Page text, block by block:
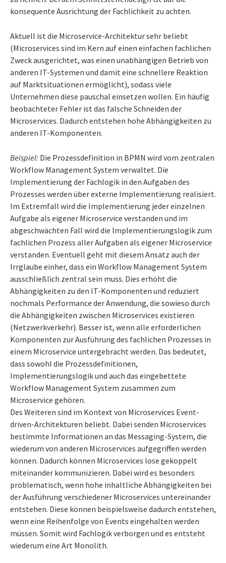
konsequente Ausrichtung der Fachlichkeit zu achten.
Aktuell ist die Microservice-Architektur sehr beliebt
(Microservices sind im Kern auf einen einfachen fachlichen
Zweck ausgerichtet, was einen unabhängigen Betrieb von
anderen IT-Systemen und damit eine schnellere Reaktion
auf Marktsituationen ermöglicht), sodass viele
Unternehmen diese pauschal einsetzen wollen. Ein häufig
beobachteter Fehler ist das falsche Schneiden der
Microservices. Dadurch entstehen hohe Abhängigkeiten zu
anderen IT-Komponenten.
Beispiel: Die Prozessdefinition in BPMN wird vom zentralen
Workflow Management System verwaltet. Die
Implementierung der Fachlogik in den Aufgaben des
Prozesses werden über externe Implementierung realisiert.
Im Extremfall wird die Implementierung jeder einzelnen
Aufgabe als eigener Microservice verstanden und im
abgeschwächten Fall wird die Implementierungslogik zum
fachlichen Prozess aller Aufgaben als eigener Microservice
verstanden. Eventuell geht mit diesem Ansatz auch der
Irrglaube einher, dass ein Workflow Management System
ausschließlich zentral sein muss. Dies erhöht die
Abhängigkeiten zu den IT-Komponenten und reduziert
nochmals Performance der Anwendung, die sowieso durch
die Abhängigkeiten zwischen Microservices existieren
(Netzwerkverkehr). Besser ist, wenn alle erforderlichen
Komponenten zur Ausführung des fachlichen Prozesses in
einem Microservice untergebracht werden. Das bedeutet,
dass sowohl die Prozessdefinitionen,
Implementierungslogik und auch das eingebettete
Workflow Management System zusammen zum
Microservice gehören.
Des Weiteren sind im Kontext von Microservices Event-
driven-Architekturen beliebt. Dabei senden Microservices
bestimmte Informationen an das Messaging-System, die
wiederum von anderen Microservices aufgegriffen werden
können. Dadurch können Microservices lose gekoppelt
miteinander kommunizieren. Dabei wird es besonders
problematisch, wenn hohe inhaltliche Abhängigkeiten bei
der Ausführung verschiedener Microservices untereinander
entstehen. Diese können beispielsweise dadurch entstehen,
wenn eine Reihenfolge von Events eingehalten werden
müssen. Somit wird Fachlogik verborgen und es entsteht
wiederum eine Art Monolith.